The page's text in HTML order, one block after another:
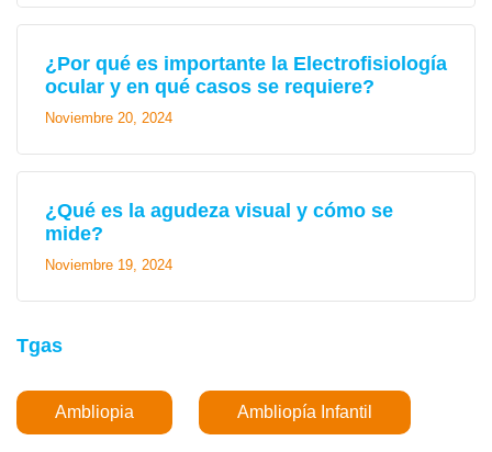
¿Por qué es importante la Electrofisiología
ocular y en qué casos se requiere?
Noviembre 20, 2024
¿Qué es la agudeza visual y cómo se
mide?
Noviembre 19, 2024
Tgas
Ambliopia Ambliopía Infantil